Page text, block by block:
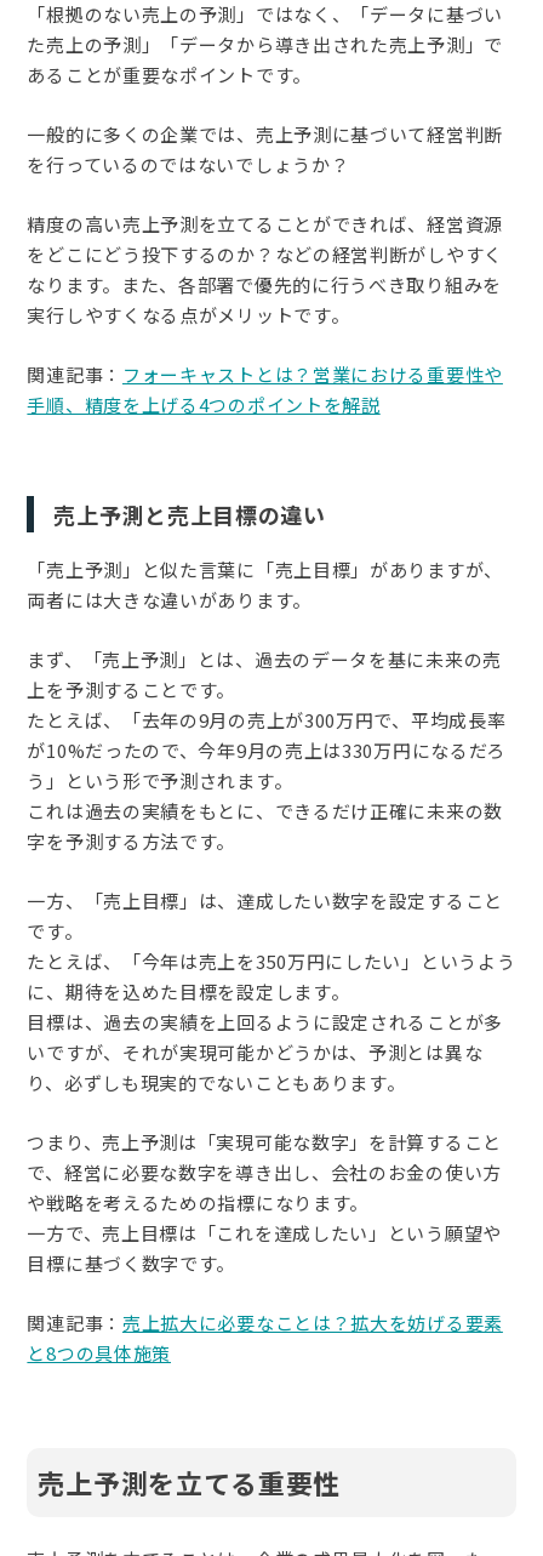
「根拠のない売上の予測」ではなく、「データに基づい
た売上の予測」「データから導き出された売上予測」で
あることが重要なポイントです。
一般的に多くの企業では、売上予測に基づいて経営判断
を行っているのではないでしょうか？
精度の高い売上予測を立てることができれば、経営資源
をどこにどう投下するのか？などの経営判断がしやすく
なります。また、各部署で優先的に行うべき取り組みを
実行しやすくなる点がメリットです。
関連記事： フォーキャストとは？営業における重要性や
手順、精度を上げる4つのポイントを解説
売上予測と売上目標の違い
「売上予測」と似た言葉に「売上目標」がありますが、
両者には大きな違いがあります。
まず、「売上予測」とは、過去のデータを基に未来の売
上を予測することです。
たとえば、「去年の9月の売上が300万円で、平均成長率
が10%だったので、今年9月の売上は330万円になるだろ
う」という形で予測されます。
これは過去の実績をもとに、できるだけ正確に未来の数
字を予測する方法です。
一方、「売上目標」は、達成したい数字を設定すること
です。
たとえば、「今年は売上を350万円にしたい」というよう
に、期待を込めた目標を設定します。
目標は、過去の実績を上回るように設定されることが多
いですが、それが実現可能かどうかは、予測とは異な
り、必ずしも現実的でないこともあります。
つまり、売上予測は「実現可能な数字」を計算すること
で、経営に必要な数字を導き出し、会社のお金の使い方
や戦略を考えるための指標になります。
一方で、売上目標は「これを達成したい」という願望や
目標に基づく数字です。
関連記事： 売上拡大に必要なことは？拡大を妨げる要素
と8つの具体施策
売上予測を立てる重要性